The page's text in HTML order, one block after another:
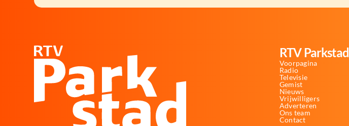
RTV Parkstad
Voorpagina
Radio
Televisie
Gemist
Nieuws
Vrijwilligers
Adverteren
Ons team
Contact